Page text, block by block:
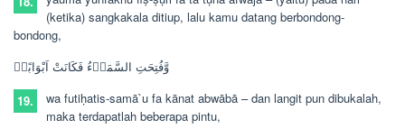
(ketika) sangkakala ditiup, lalu kamu datang berbondong-
bondong,
وَّفُتِحَتِ السَّمَاۤءُ فَكَانَتْ اَبْوَابًاۙ
19.
wa futiḥatis-samā`u fa kānat abwābā –dan langit pun dibukalah,
maka terdapatlah beberapa pintu,